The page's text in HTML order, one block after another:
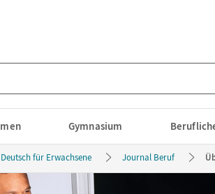
Gymnasium
Deutsch für Erwachsene Journal Beruf